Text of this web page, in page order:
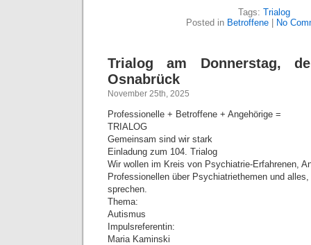
Tags: Trialog
Posted in Betroffene No
Trialog am Donnerstag,
Osnabrück
November 25th, 2025
Professionelle + Betroffene + Angehörige =
TRIALOG
Gemeinsam sind wir stark
Einladung zum 104. Trialog
Wir wollen im Kreis von Psychiatrie-Erfahrenen,
Professionellen über Psychiatriethemen und
sprechen.
Thema:
Autismus
Impulsreferentin:
Maria Kaminski